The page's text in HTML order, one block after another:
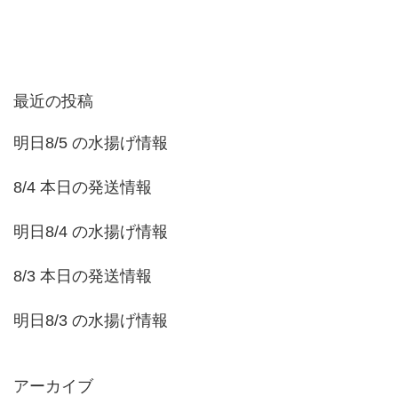
最近の投稿
明日8/5 の水揚げ情報
8/4 本日の発送情報
明日8/4 の水揚げ情報
8/3 本日の発送情報
明日8/3 の水揚げ情報
アーカイブ